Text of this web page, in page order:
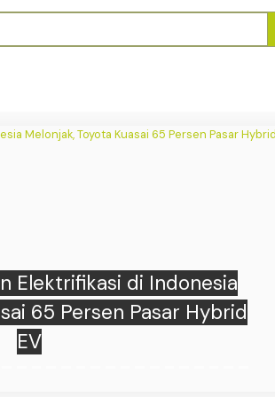
Balita hingga Tewas Tak
Polres Bone: Diduga
Blong